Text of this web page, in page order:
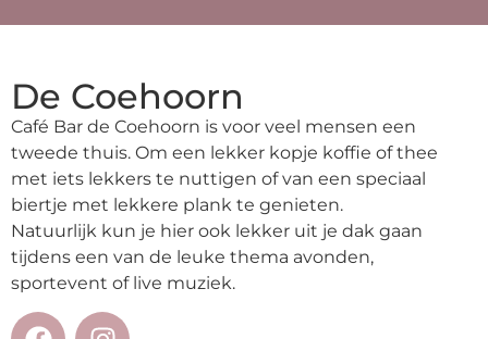
De Coehoorn
Café Bar de Coehoorn is voor veel mensen een
tweede thuis. Om een lekker kopje koffie of thee
met iets lekkers te nuttigen of van een speciaal
biertje met lekkere plank te genieten.
Natuurlijk kun je hier ook lekker uit je dak gaan
tijdens een van de leuke thema avonden,
sportevent of live muziek.